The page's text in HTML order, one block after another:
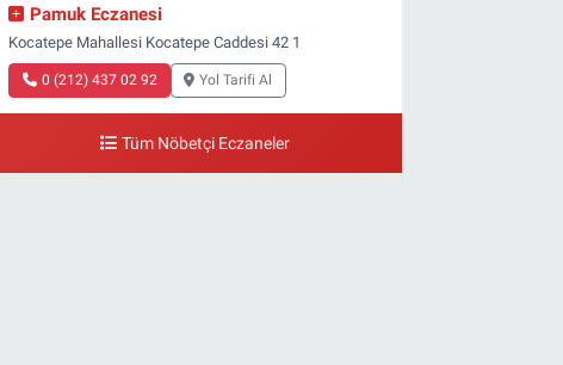
Pamuk Eczanesi
Kocatepe Mahallesi Kocatepe Caddesi 42 1
0 (212) 437 02 92 Yol Tarifi Al
Tüm Nöbetçi Eczaneler